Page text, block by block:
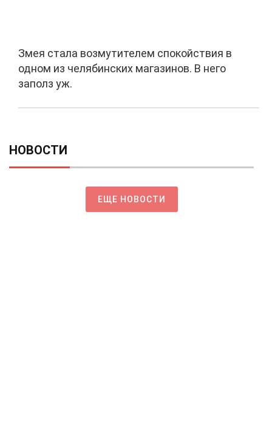
Змея стала возмутителем спокойствия в
одном из челябинских магазинов. В него
заполз уж.
НОВОСТИ
ЕЩЕ НОВОСТИ